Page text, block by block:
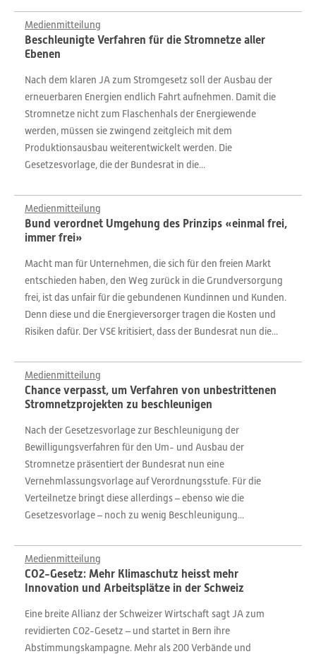
Medienmitteilung
Beschleunigte Verfahren für die Stromnetze aller
Ebenen
Nach dem klaren JA zum Stromgesetz soll der Ausbau der
erneuerbaren Energien endlich Fahrt aufnehmen. Damit die
Stromnetze nicht zum Flaschenhals der Energiewende
werden, müssen sie zwingend zeitgleich mit dem
Produktionsausbau weiterentwickelt werden. Die
Gesetzesvorlage, die der Bundesrat in die...
Medienmitteilung
Bund verordnet Umgehung des Prinzips «einmal frei,
immer frei»
Macht man für Unternehmen, die sich für den freien Markt
entschieden haben, den Weg zurück in die Grundversorgung
frei, ist das unfair für die gebundenen Kundinnen und Kunden.
Denn diese und die Energieversorger tragen die Kosten und
Risiken dafür. Der VSE kritisiert, dass der Bundesrat nun die...
Medienmitteilung
Chance verpasst, um Verfahren von unbestrittenen
Stromnetzprojekten zu beschleunigen
Nach der Gesetzesvorlage zur Beschleunigung der
Bewilligungsverfahren für den Um- und Ausbau der
Stromnetze präsentiert der Bundesrat nun eine
Vernehmlassungsvorlage auf Verordnungsstufe. Für die
Verteilnetze bringt diese allerdings – ebenso wie die
Gesetzesvorlage – noch zu wenig Beschleunigung...
Medienmitteilung
CO2-Gesetz: Mehr Klimaschutz heisst mehr
Innovation und Arbeitsplätze in der Schweiz
Eine breite Allianz der Schweizer Wirtschaft sagt JA zum
revidierten CO2-Gesetz – und startet in Bern ihre
Abstimmungskampagne. Mehr als 200 Verbände und